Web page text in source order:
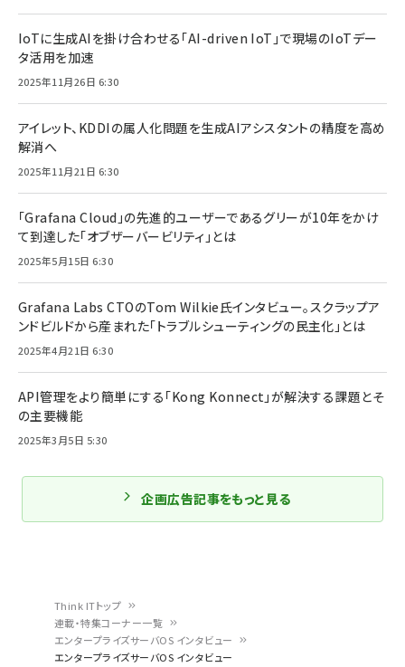
Think ITトップ
連載・特集コーナー一覧
エンタープライズサーバOS インタビュー
エンタープライズサーバOS インタビュー
IoTに生成AIを掛け合わせる「AI-driven IoT」で現場のIoTデー
タ活用を加速
2025年11月26日 6:30
アイレット、KDDIの属人化問題を生成AIアシスタントの精度を高め
解消へ
2025年11月21日 6:30
「Grafana Cloud」の先進的ユーザーであるグリーが10年をかけ
て到達した「オブザーバービリティ」とは
2025年5月15日 6:30
Grafana Labs CTOのTom Wilkie氏インタビュー。スクラップア
ンドビルドから産まれた「トラブルシューティングの民主化」とは
2025年4月21日 6:30
API管理をより簡単にする「Kong Konnect」が解決する課題とそ
の主要機能
2025年3月5日 5:30
企画広告記事をもっと見る